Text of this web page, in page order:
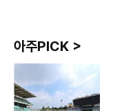
아주PICK >